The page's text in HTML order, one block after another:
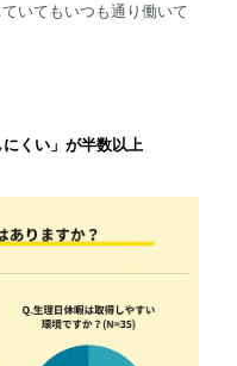
いてもいつも通り働いて
にくい」が半数以上